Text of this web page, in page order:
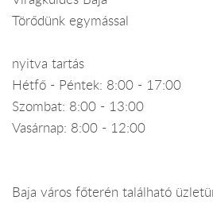
Törődünk egymással
nyitva tartás
Hétfő - Péntek: 8:00 - 17:00
Szombat: 8:00 - 13:00
Vasárnap: 8:00 - 12:00
Baja város főterén található